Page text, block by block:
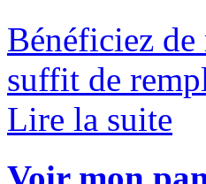
Bénéficiez
suffit de
Lire la suite